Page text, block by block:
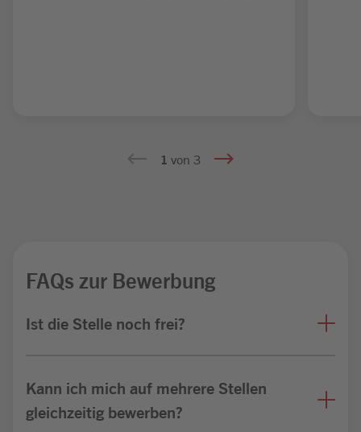
1 von 3
FAQs zur Bewerbung
Ist die Stelle noch frei?
Kann ich mich auf mehrere Stellen
gleichzeitig bewerben?